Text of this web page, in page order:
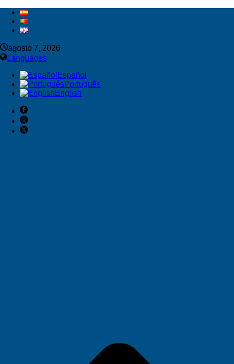
agosto 7, 2026
Languages
Español
Português
English